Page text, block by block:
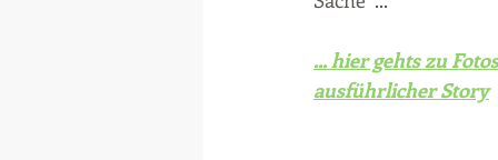
... hier gehts zu
ausführlicher Story